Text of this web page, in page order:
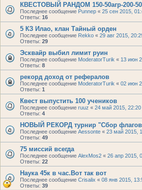
КВЕСТОВЫЙ РАНДОМ 150-50агр-200-50
Последнее сообщение Punnep « 25 сен 2015,
Ответы: 16
5 КЗ Илао, клан Тайный орден
Последнее сообщение Rekko « 29 авг 2015,
Ответы: 29
Эсквайр выбил лимит руин
Последнее сообщение ModeratorTurik « 13 июн
Ответы: 8
рекорд доход от рефералов
Последнее сообщение ModeratorTurik « 02 июн
Ответы: 1
Квест выпустить 100 учеников
Последнее сообщение ruuz « 24 май 2015, 22:20
Ответы: 4
НОВЫЙ РЕКОРД турнир "Сбор
Последнее сообщение Aessonte « 23 май 2015,
Ответы: 49
75 миссий всегда
Последнее сообщение AlexMos2 « 26 апр 2015,
Ответы: 22
Наука 45к в час.Вот так вот
Последнее сообщение Crisalix « 08 янв 2015,
Ответы: 39